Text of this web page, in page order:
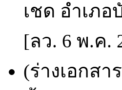
เชด อำเภ
[ลว. 6 พ.ค.
(ร่างเอกสา